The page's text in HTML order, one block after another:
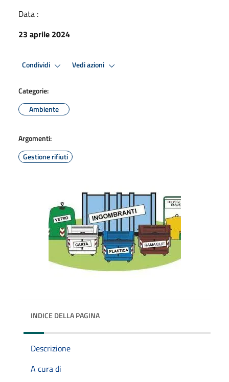
Data :
23 aprile 2024
Condividi Vedi azioni
Categorie:
Ambiente
Argomenti:
Gestione rifiuti
INDICE DELLA PAGINA
Descrizione
A cura di